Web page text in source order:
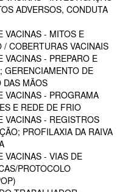
ADVERSOS, CONDUTA
VACINAS - MITOS E
/ COBERTURAS VACINAIS
VACINAS - PREPARO E
GERENCIAMENTO DE
DAS MÃOS
VACINAS - PROGRAMA
E REDE DE FRIO
VACINAS - REGISTROS
PROFILAXIA DA RAIVA
VACINAS - VIAS DE
PROTOCOLO